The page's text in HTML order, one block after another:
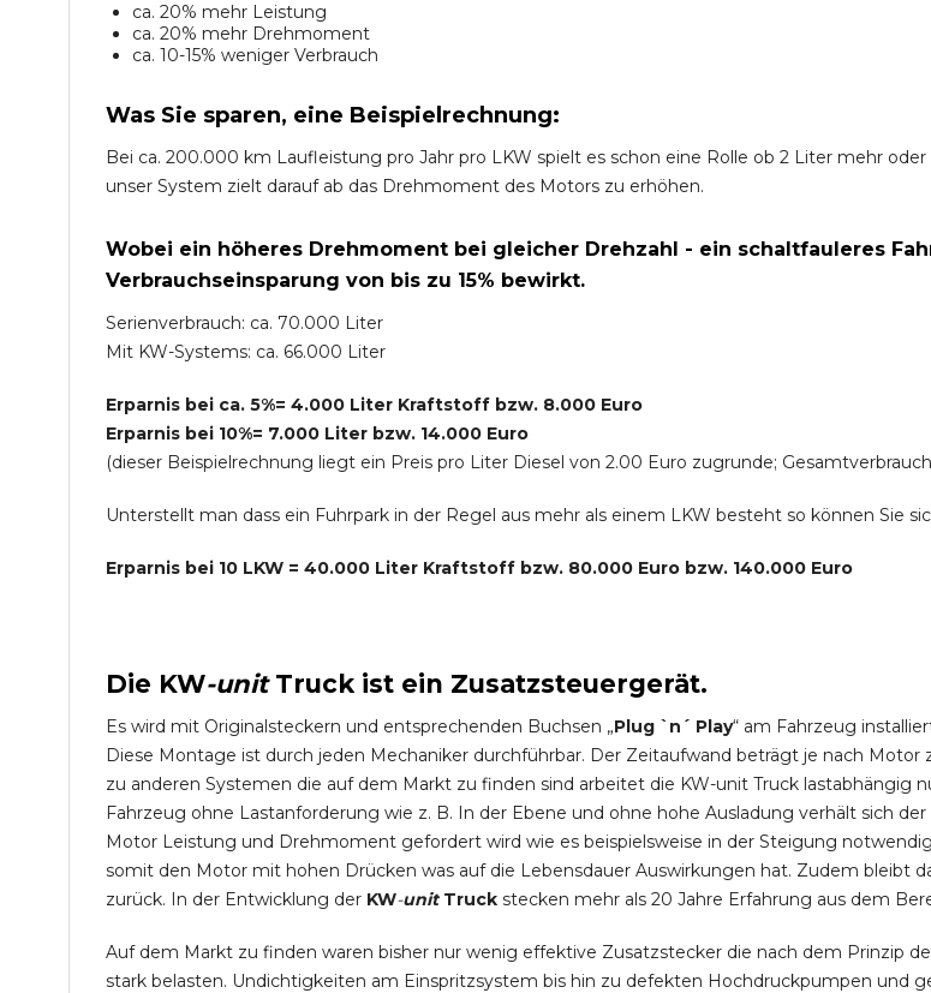
ca. 20% mehr Leistung
ca. 20% mehr Drehmoment
ca. 10-15% weniger Verbrauch
Was Sie sparen, eine Beispielrechnung:
Bei ca. 200.000 km Laufleistung pro Jahr pro LKW spielt es schon eine Rolle ob 2 Liter mehr
unser System zielt darauf ab das Drehmoment des Motors zu erhöhen.
Wobei ein höheres Drehmoment bei gleicher Drehzahl - ein schaltfauleres
Verbrauchseinsparung von bis zu 15% bewirkt.
Serienverbrauch: ca. 70.000 Liter
Mit KW-Systems: ca. 66.000 Liter
Erparnis bei ca. 5%= 4.000 Liter Kraftstoff bzw. 8.000 Euro
Erparnis bei 10%= 7.000 Liter bzw. 14.000 Euro
(dieser Beispielrechnung liegt ein Preis pro Liter Diesel von 2.00 Euro zugrunde;
Unterstellt man dass ein Fuhrpark in der Regel aus mehr als einem LKW besteht so können Sie
Erparnis bei 10 LKW = 40.000 Liter Kraftstoff bzw. 80.000 Euro bzw. 140.000 Euro
Die KW-unit Truckist ein Zusatzsteuergerät.
Es wird mit Originalsteckern und entsprechenden Buchsen „Plug `n´ Play“ am Fahrzeug
Diese Montage ist durch jeden Mechaniker durchführbar. Der Zeitaufwand beträgt je nach Motor
zu anderen Systemen die auf dem Markt zu finden sind arbeitet die KW-unit Truck lastabhängig
Fahrzeug ohne Lastanforderung wie z. B. In der Ebene und ohne hohe Ausladung verhält sich
Motor Leistung und Drehmoment gefordert wird wie es beispielsweise in der Steigung
somit den Motor mit hohen Drücken was auf die Lebensdauer Auswirkungen hat. Zudem bleibt
zurück. In der Entwicklung der KW-unit Truck stecken mehr als 20 Jahre Erfahrung aus dem
Auf dem Markt zu finden waren bisher nur wenig effektive Zusatzstecker die nach dem Prinzip
stark belasten. Undichtigkeiten am Einspritzsystem bis hin zu defekten Hochdruckpumpen und